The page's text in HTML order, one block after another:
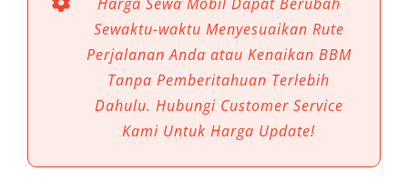
medan di kawasan ini, pilihan kendaraan
sangat menentukan kenyamanan dan
keamanan perjalanan. Salah satu kendaraan
yang paling direkomendasikan adalah Toyota
Fortuner. Maka tak heran, sewa mobil Fortuner
wisatawan, pebisnis, hingga warga lokal yang
Sewaktu-waktu Menyesuaikan Rute
Perjalanan Anda atau Kenaikan BBM
Tanpa Pemberitahuan Terlebih
Dahulu. Hubungi Customer Service
Kami Untuk Harga Update!